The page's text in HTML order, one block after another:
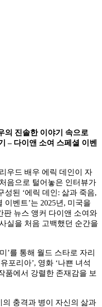
의 진솔한 이야기 속으로
– 다이앤 소여 스페셜 이벤
우드 배우 에릭 데인이 자
음으로 털어놓은 인터뷰가
된 ‘에릭 데인: 삶과 죽음,
벤트’는 2025년, 미국을
뉴스 앵커 다이앤 소여와
실을 처음 고백했던 순간을
’를 통해 월드 스타로 자리
포리아’, 영화 ‘나쁜 녀석
품에서 강렬한 존재감을 보
충격과 병이 자신의 삶과